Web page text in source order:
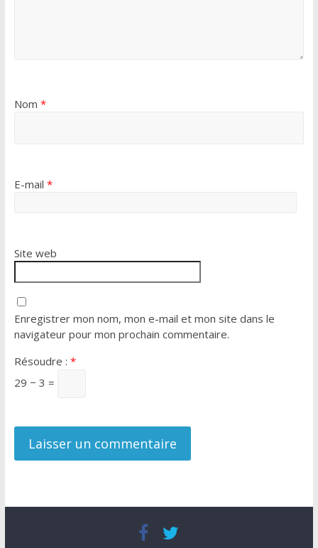
Nom *
E-mail *
Site web
Enregistrer mon nom, mon e-mail et mon site dans le
navigateur pour mon prochain commentaire.
Résoudre : *
29 − 3 =